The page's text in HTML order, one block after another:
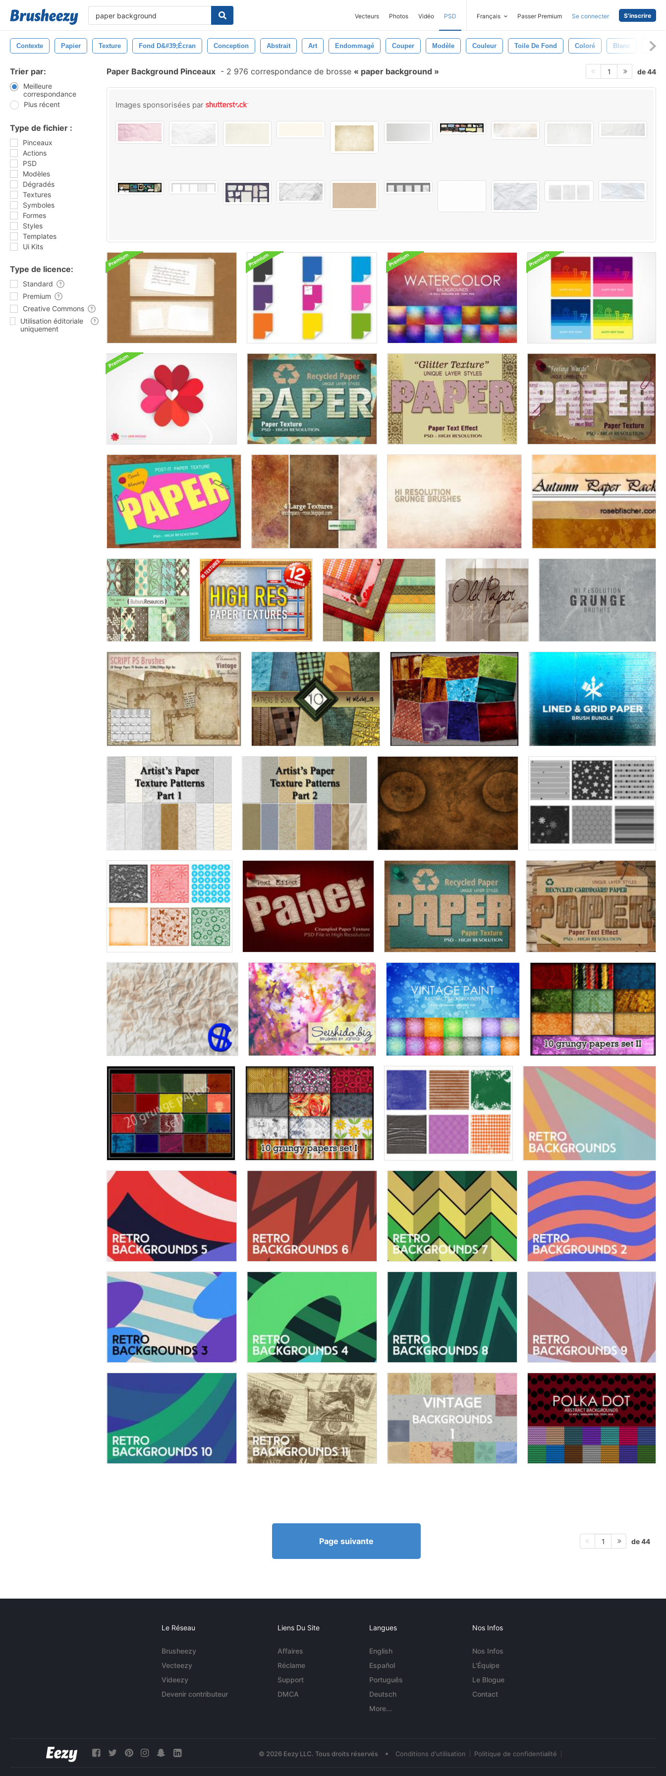
Vecteurs Photos Vidéo PSD Français Passer Premium Se connecter S'inscrire
Contexte Papier Texture Fond D&#39;écran Conception Abstrait Art Endommagé Couper Modèle Couleur Toile De Fond Coloré Blanc
Trier par:
Meilleure
correspondance
Plus récent
Type de fichier :
Pinceaux
Actions
PSD
Modèles
Dégradés
Textures
Symboles
Formes
Styles
Templates
Ui Kits
Type de licence:
Standard
Premium
Creative Commons
Utilisation éditoriale
uniquement
Paper Background Pinceaux - 2 976 correspondance de brosse paper background 1 de 44
Images sponsorisées par
Page suivante 1 de 44
Le Réseau
Brusheezy
Vecteezy
Videezy
Devenir contributeur
Liens Du Site
Affaires
Réclame
Support
DMCA
Langues
English
Español
Português
Deutsch
More...
Nos Infos
Nos Infos
L'Équipe
Le Blogue
Contact
© 2026 Eezy LLC. Tous droits réservés • Conditions d'utilisation Politique de confidentialité